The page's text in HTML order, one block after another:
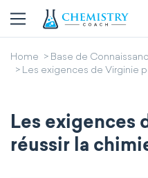
Home
Base de
Les exigences de Virginie
Les exigences
réussir la